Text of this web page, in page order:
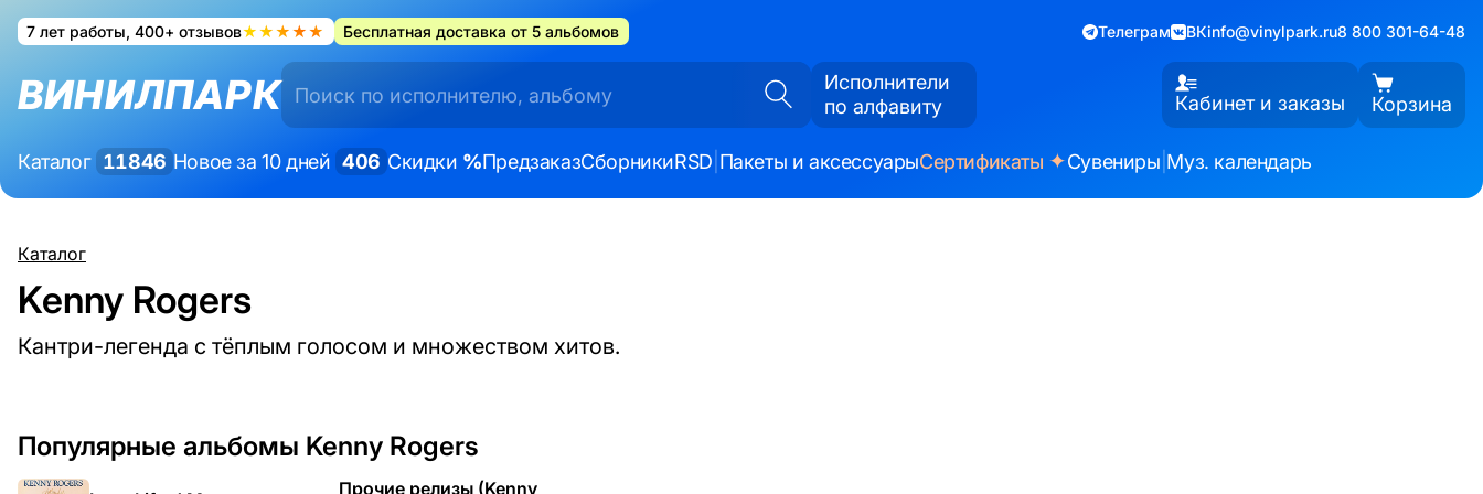
7 лет работы, 400+ отзывов★★★★★ Бесплатная доставка от 5 альбомов Телеграм ВКinfo@vinylpark.ru8 800 301-64-48
ВИНИЛПАРК
Исполнители
по алфавиту
Кабинет и заказы Корзина
Каталог 11846 Новое за 10 дней 406 Скидки %ПредзаказСборникиRSD Пакеты и аксессуарыСертификаты ✦Сувениры Муз. календарь
Каталог
Kenny Rogers
Кантри-легенда с тёплым голосом и множеством хитов.
Популярные альбомы Kenny Rogers
Прочие релизы (Kenny